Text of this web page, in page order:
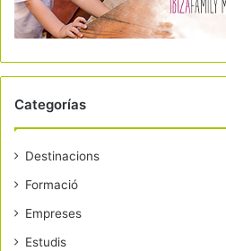
Categorías
Destinacions
Formació
Empreses
Estudis